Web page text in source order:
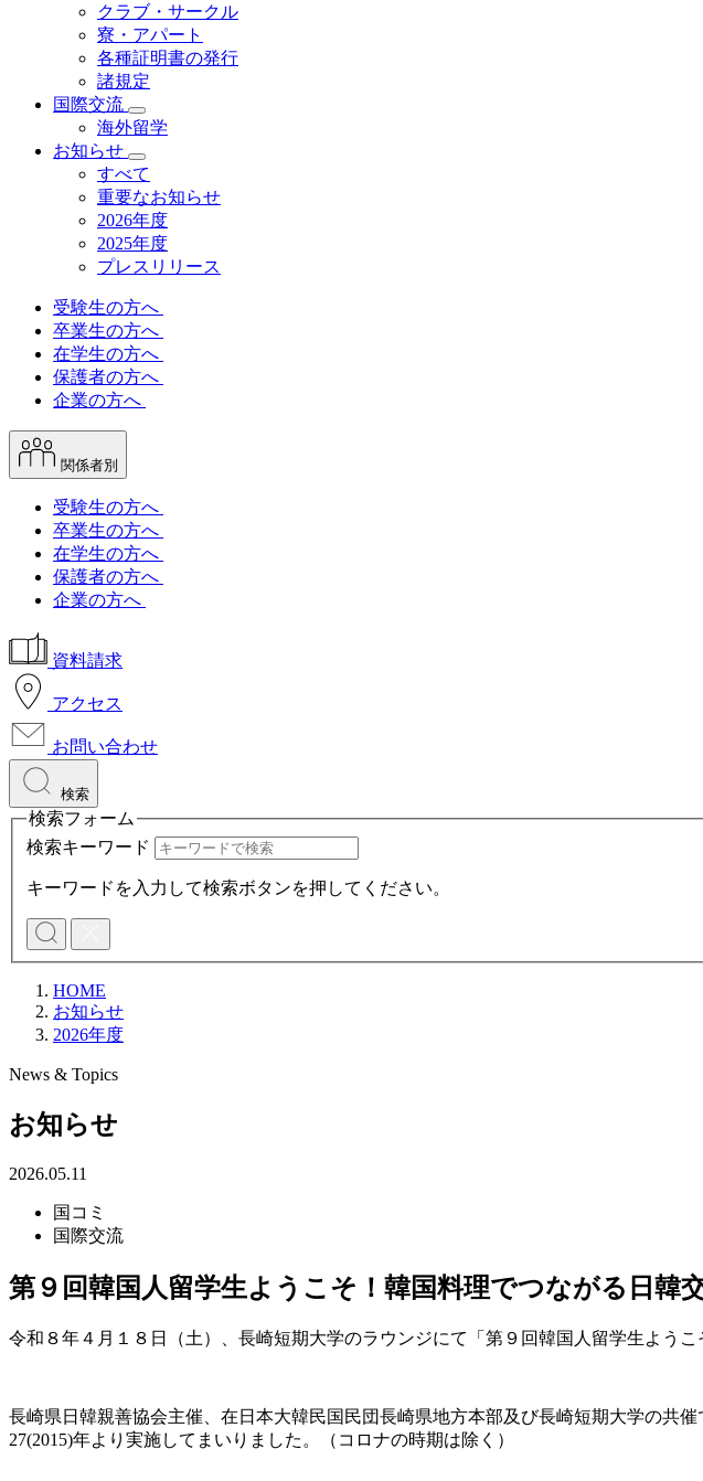
クラブ・サークル
寮・アパート
各種証明書の発⾏
諸規定
国際交流
海外留学
お知らせ
すべて
重要なお知らせ
2026年度
2025年度
プレスリリース
受験生の方へ
卒業生の方へ
在学生の方へ
保護者の方へ
企業の方へ
関係者別
受験生の方へ
卒業生の方へ
在学生の方へ
保護者の方へ
企業の方へ
資料請求
アクセス
お問い合わせ
検索
検索フォーム
検索キーワード
キーワードを入力して検索ボタンを押してください。
HOME
お知らせ
2026年度
News & Topics
お知らせ
2026.05.11
国コミ
国際交流
第９回韓国人留学生ようこそ！韓国料理でつながる日韓
令和８年４月１８日（土）、長崎短期大学のラウンジにて「第９回韓国人留学生よう
長崎県日韓親善協会主催、在日本大韓民国民団長崎県地方本部及び長崎短期大学の共
27(2015)年より実施してまいりました。（コロナの時期は除く）